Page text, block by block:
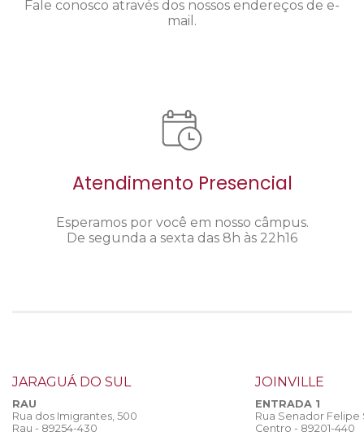
Fale conosco através dos nossos endereços de e-
mail.
Atendimento Presencial
Esperamos por você em nosso câmpus.
De segunda a sexta das 8h às 22h16
JARAGUÁ DO SUL
RAU
Rua dos Imigrantes, 500
Rau - 89254-430
JOINVILLE
ENTRADA 1
Rua Senador
Centro - 89201-440